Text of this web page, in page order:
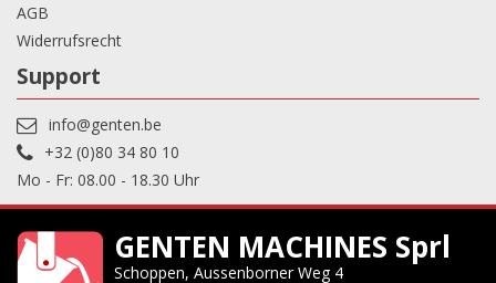
AGB
Widerrufsrecht
Support
info@genten.be
+32 (0)80 34 80 10
Mo - Fr: 08.00 - 18.30 Uhr
GENTEN MACHINES Sprl
Schoppen, Aussenborner Weg 4